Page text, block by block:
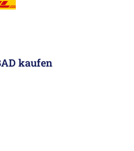
kaufen